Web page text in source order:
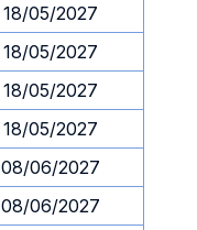
18/05/2027
18/05/2027
18/05/2027
18/05/2027
08/06/2027
08/06/2027